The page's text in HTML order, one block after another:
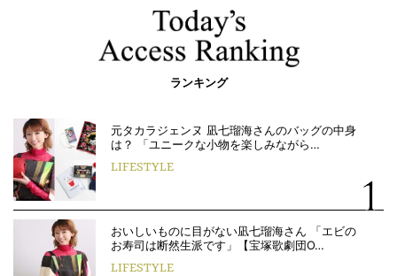
ランキング
元タカラジェンヌ 凪七瑠海さんのバッグの中身
は？ 「ユニークな小物を楽しみながら…
LIFESTYLE
おいしいものに目がない凪七瑠海さん 「エビの
お寿司は断然生派です」【宝塚歌劇団O…
LIFESTYLE